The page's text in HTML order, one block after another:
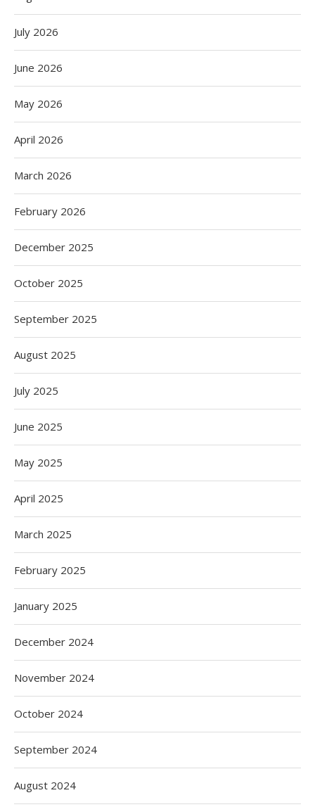
July 2026
June 2026
May 2026
April 2026
March 2026
February 2026
December 2025
October 2025
September 2025
August 2025
July 2025
June 2025
May 2025
April 2025
March 2025
February 2025
January 2025
December 2024
November 2024
October 2024
September 2024
August 2024